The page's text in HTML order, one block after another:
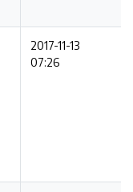
2017-11-13
07:26